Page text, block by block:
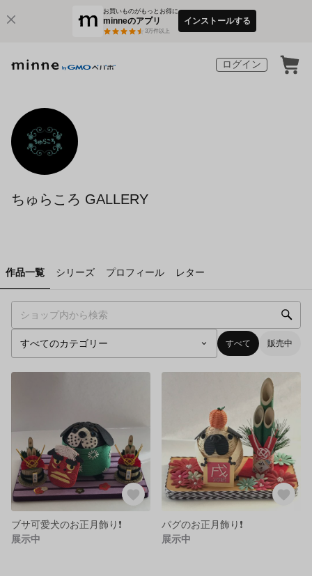
お買いものがもっとお得に
minneのアプリ
3万件以上
インストールする
ログイン
ちゅらころ GALLERY
作品一覧 シリーズ プロフィール レター
すべて 販売中
ブサ可愛犬のお正月飾り❗️
展示中
パグのお正月飾り❗️
展示中